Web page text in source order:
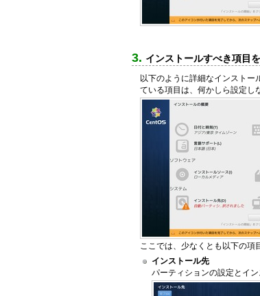
インストールすべき項目
以下のように詳細なインストー
ている項目は、何かしら設定し
ここでは、少なくとも以下の項
インストール先
パーティションの設定とイ